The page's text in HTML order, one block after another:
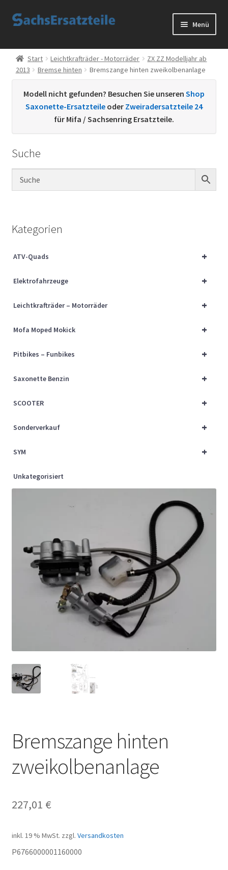
Zur
Zum
Menü
Start
AGB
Datenschutzerklärung
Kontakt
Sachs Ersatzteile
Über uns
Start Leichtkrafträder - Motorräder
ZX ZZ Modelljahr ab
2013
Bremse hinten Bremszange hinten zweikolbenanlage
Modell nicht gefunden? Besuchen Sie unseren Shop
Saxonette-Ersatzteile oder Zweiradersatzteile 24
für Mifa / Sachsenring Ersatzteile.
Suche
Kategorien
+
ATV-Quads
+
Elektrofahrzeuge
+
Leichtkrafträder – Motorräder
+
Mofa Moped Mokick
+
Pitbikes – Funbikes
+
Saxonette Benzin
+
SCOOTER
+
Sonderverkauf
+
SYM
Unkategorisiert
Bremszange hinten
zweikolbenanlage
227,01 €
inkl. 19 % MwSt. zzgl. Versandkosten
P6766000001160000